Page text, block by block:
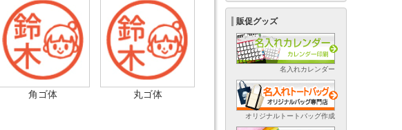
角ゴ体 丸ゴ体
販促グッズ
名入れカレンダー
オリジナルトートバッグ作成